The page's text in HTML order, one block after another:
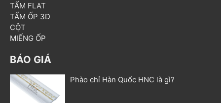
TẤM FLAT
TẤM ỐP 3D
CỘT
MIẾNG ỐP
BÁO GIÁ
Phào chỉ Hàn Quốc HNC là gì?